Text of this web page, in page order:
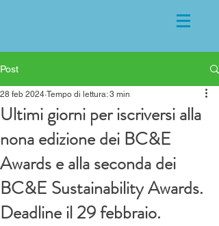
Post
Ultimi giorni per iscriversi alla
nona edizione dei BC&E
Awards e alla seconda dei
BC&E Sustainability Awards.
Deadline il 29 febbraio.
28 feb 2024 Tempo di lettura: 3 min